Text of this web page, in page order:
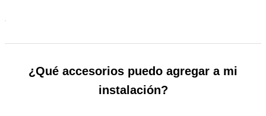
¿Qué accesorios puedo agregar a mi
instalación?